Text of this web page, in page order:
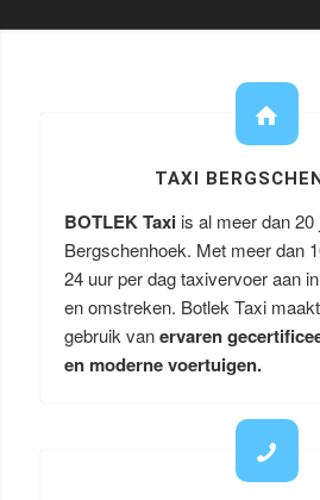
TAXI
BOTLEK Taxi is al meer dan
Bergschenhoek. Met meer dan
24 uur per dag taxivervoer aan
en omstreken. Botlek Taxi
gebruik vanervaren
en moderne voertuigen.